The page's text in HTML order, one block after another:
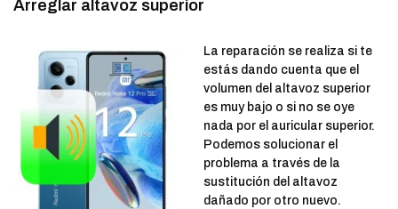
Arreglar altavoz superior
La reparación se realiza si te
estás dando cuenta que el
volumen del altavoz superior
es muy bajo o si no se oye
nada por el auricular superior.
Podemos solucionar el
problema a través de la
sustitución del altavoz
dañado por otro nuevo.